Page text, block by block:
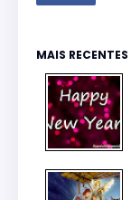
MAIS RECENTES